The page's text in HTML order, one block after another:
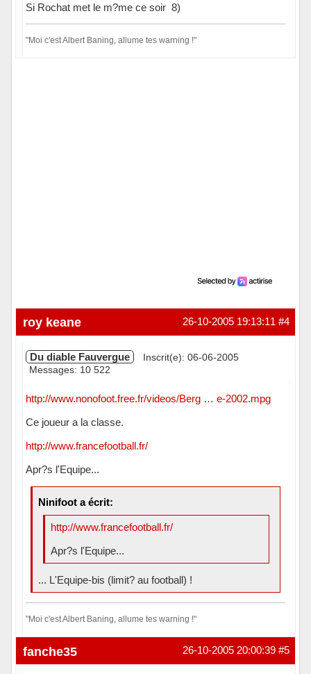
Si Rochat met le m?me ce soir 8)
"Moi c'est Albert Baning, allume tes warning !"
#4
26-10-2005 19:13:11
roy keane
Du diable Fauvergue
Inscrit(e): 06-06-2005
Messages: 10 522
http://www.nonofoot.free.fr/videos/Berg … e-2002.mpg
Ce joueur a la classe.
http://www.francefootball.fr/
Apr?s l'Equipe...
Ninifoot a écrit:
http://www.francefootball.fr/
Apr?s l'Equipe...
... L'Equipe-bis (limit? au football) !
"Moi c'est Albert Baning, allume tes warning !"
Hors ligne #5
26-10-2005 20:00:39
fanche35